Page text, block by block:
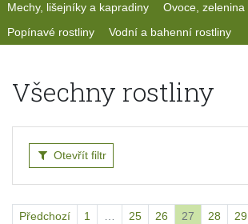
Mechy, lišejníky a kapradiny
Ovoce, zelenina
Popínavé rostliny
Vodní a bahenní rostliny
Všechny rostliny
Otevřít filtr
Předchozí 1 25 26 27 28 29